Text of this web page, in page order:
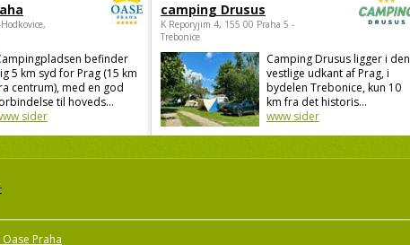
befinder
5 km syd for Prag (15 km
centrum), med en god
til hoveds...
sider
camping Drusus
K Reporyjim 4, 155 00 Praha 5 -
Trebonice
Camping Drusus ligger i den
vestlige udkant af Prag, i
bydelen Trebonice, kun 10
km fra det historis...
www sider
Praha